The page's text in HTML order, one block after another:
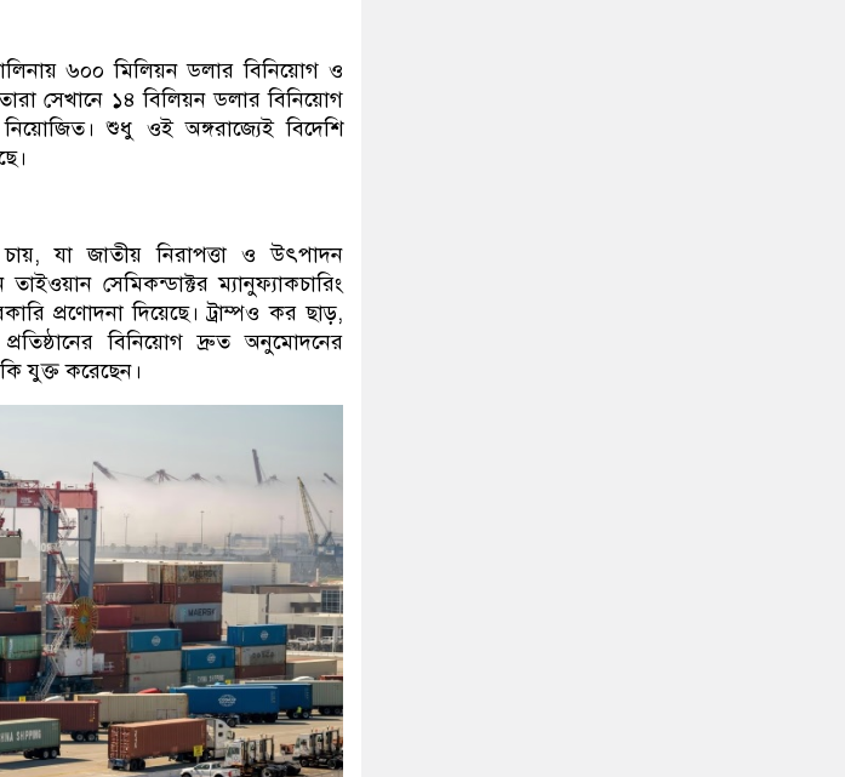
৬০০ মিলিয়ন ডলার বিনিয়োগ ও
সেখানে ১৪ বিলিয়ন ডলার বিনিয়োগ
শুধু ওই অঙ্গরাজ্যেই বিদেশি
যা জাতীয় নিরাপত্তা ও উৎপাদন
সেমিকন্ডাক্টর ম্যানুফ্যাকচারিং
প্রণোদনা দিয়েছে। ট্রাম্পও কর ছাড়,
বিনিয়োগ দ্রুত অনুমোদনের
যুক্ত করেছেন।